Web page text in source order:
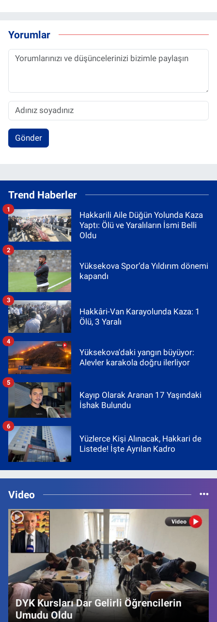
Yorumlar
Gönder
Trend Haberler
Hakkarili Aile Düğün Yolunda Kaza
Yaptı: Ölü ve Yaralıların İsmi Belli
Oldu
1
Yüksekova Spor’da Yıldırım dönemi
kapandı
2
Hakkâri-Van Karayolunda Kaza: 1
Ölü, 3 Yaralı
3
Yüksekova'daki yangın büyüyor:
Alevler karakola doğru ilerliyor
4
Kayıp Olarak Aranan 17 Yaşındaki
İshak Bulundu
5
Yüzlerce Kişi Alınacak, Hakkari de
Listede! İşte Ayrılan Kadro
6
Video
DYK Kursları Dar Gelirli Öğrencilerin
Umudu Oldu